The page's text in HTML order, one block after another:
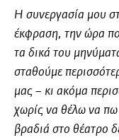
Η συνεργασία μου
έκφραση, την ώρα
τα δικά του
σταθούμε
μας – κι ακόμα
χωρίς να θέλω να πω
βραδιά στο θέατρο